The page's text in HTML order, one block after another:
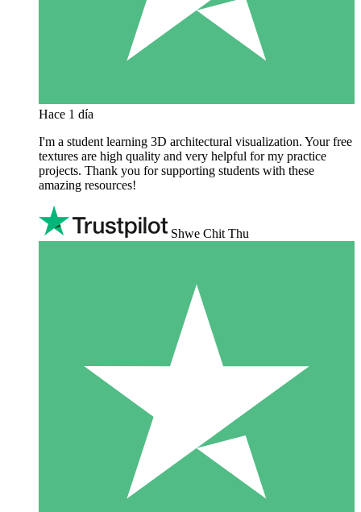
Hace 1 día
I'm a student learning 3D architectural visualization. Your free
textures are high quality and very helpful for my practice
projects. Thank you for supporting students with these
amazing resources!
Shwe Chit Thu